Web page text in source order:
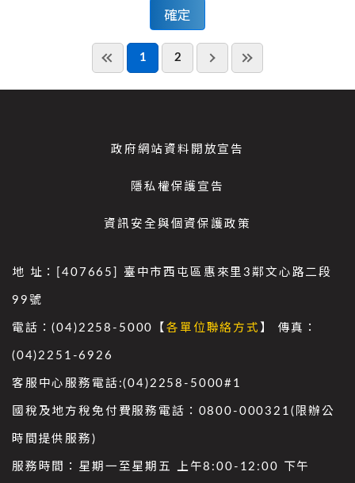
1 2
政府網站資料開放宣告
隱私權保護宣告
資訊安全與個資保護政策
地 址：[407665] 臺中市西屯區惠來里3鄰文心路二段
99號
電話：(04)2258-5000【各單位聯絡方式 】 傳真：
(04)2251-6926
客服中心服務電話:(04)2258-5000#1
國稅及地方稅免付費服務電話：0800-000321(限辦公
時間提供服務)
服務時間：星期一至星期五 上午8:00-12:00 下午